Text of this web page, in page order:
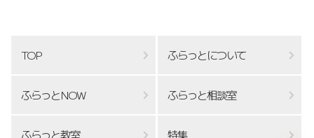
TOP ふらっとについて
ふらっとNOW ふらっと相談室
ふらっと教室 特集